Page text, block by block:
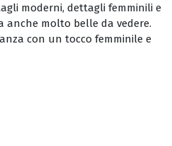
moderni, dettagli femminili e
molto belle da vedere.
con un tocco femminile e